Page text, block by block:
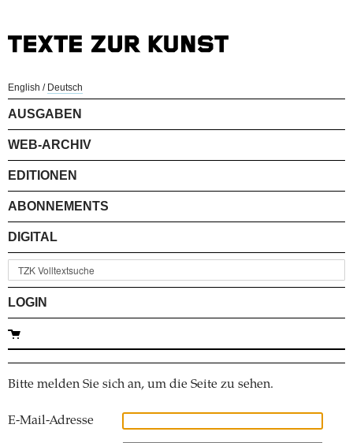
English / Deutsch
AUSGABEN
WEB-ARCHIV
EDITIONEN
ABONNEMENTS
DIGITAL
LOGIN
Bitte melden Sie sich an, um die Seite zu sehen.
E-Mail-Adresse